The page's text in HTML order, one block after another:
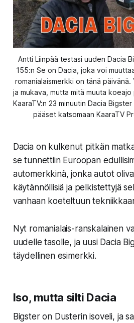
Antti Liinpää testasi uuden Dacia
155:n Se on Dacia, joka voi
romanialaismerkki on tänä päivänä.
ja mukava, mutta mitä muuta
KaaraTV:n 23 minuutin Dacia
pääset katsomaan KaaraTV
Dacia on kulkenut pitkän
se tunnettiin Euroopan
automerkkinä, jonka autot
käytännöllisiä ja pelkistettyjä
vanhaan koeteltuun
Nyt romanialais-ranskalainen
uudelle tasolle, ja uusi Dacia
täydellinen esimerkki.
Iso, mutta silti Dacia
Bigster on Dusterin isoveli, ja